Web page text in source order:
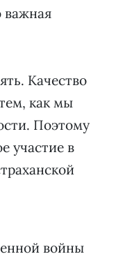
важная
Качество
как мы
Поэтому
участие в
войны